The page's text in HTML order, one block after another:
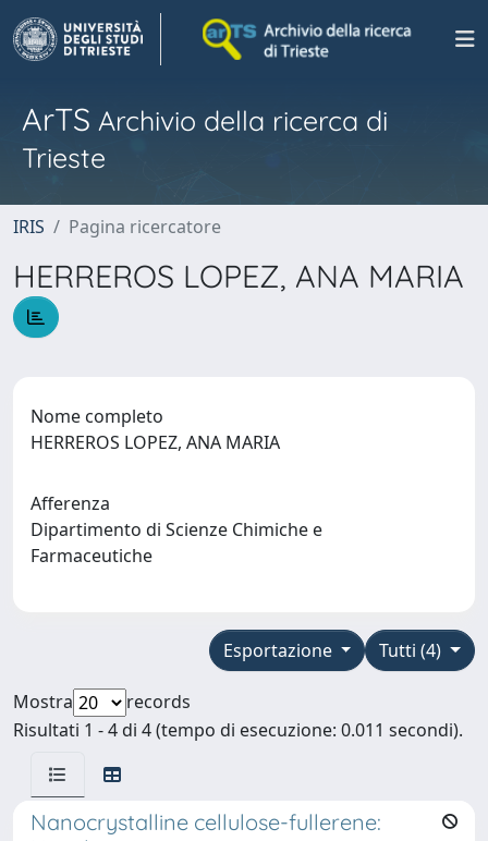
ArTS Archivio della ricerca di
Trieste
IRIS Pagina ricercatore
HERREROS LOPEZ, ANA MARIA
Nome completo
HERREROS LOPEZ, ANA MARIA
Afferenza
Dipartimento di Scienze Chimiche e
Farmaceutiche
Tutti (4)
Esportazione
Mostra
records
Risultati 1 - 4 di 4 (tempo di esecuzione: 0.011 secondi).
Nanocrystalline cellulose-fullerene: